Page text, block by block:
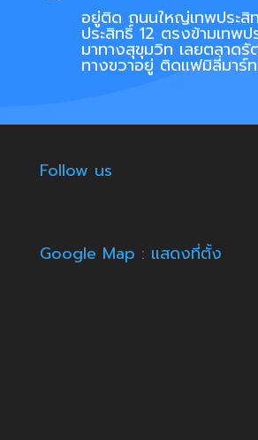
อยู่ติด ถนนใหญ่เทพประสิ
ประสิทธิ์ 12 ตรงข้ามเทพป
มาทางสุขุมวิท เลยตลาด
ทางขวาอยู่ ติดแฟมิลี่มาร์ท
Follow us
Google Map : แสดงที่ตั้ง